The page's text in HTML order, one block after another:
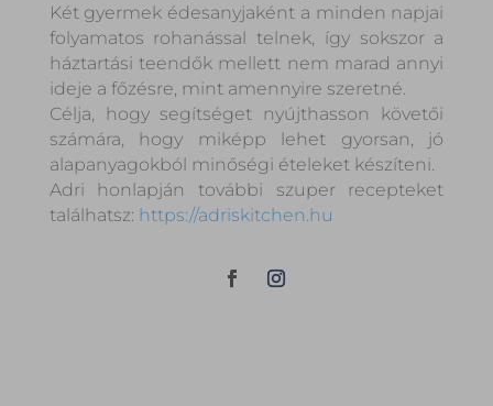
Két gyermek édesanyjaként a minden napjai
folyamatos rohanással telnek, így sokszor a
háztartási teendők mellett nem marad annyi
ideje a főzésre, mint amennyire szeretné.
Célja, hogy segítséget nyújthasson követői
számára, hogy miképp lehet gyorsan, jó
alapanyagokból minőségi ételeket készíteni.
Adri honlapján további szuper recepteket
találhatsz: https://adriskitchen.hu